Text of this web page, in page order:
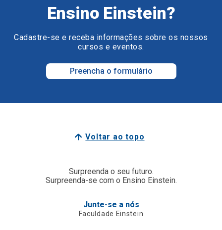
Ensino Einstein?
Cadastre-se e receba informações sobre os nossos
cursos e eventos.
Preencha o formulário
Voltar ao topo
Surpreenda o seu futuro.
Surpreenda-se com o Ensino Einstein.
Junte-se a nós
Faculdade Einstein